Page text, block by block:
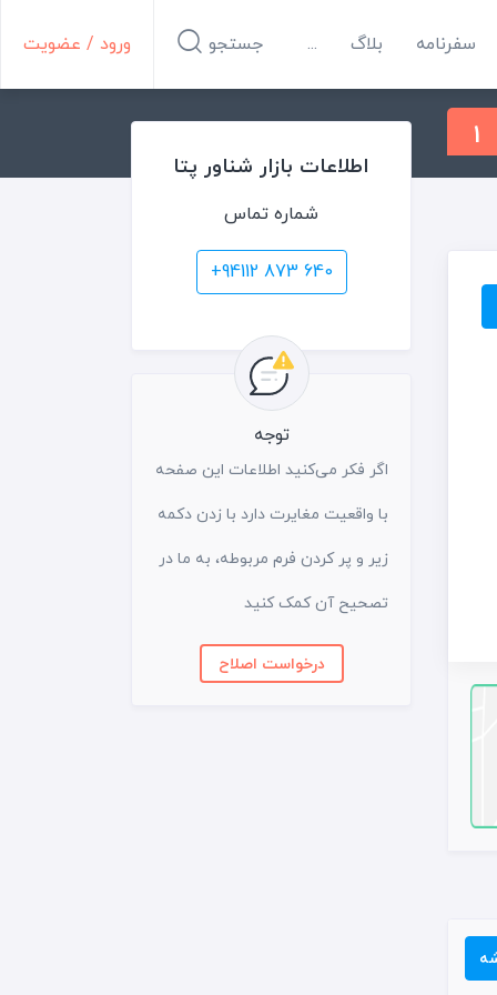
سفرنامه بلاگ ... ورود / عضویت جستجو
1
اطلاعات بازار شناور پتا
شماره تماس
+94112 873 640
توجه
اگر فکر می‌کنید اطلاعات این صفحه
با واقعیت مغایرت دارد با زدن دکمه
زیر و پر کردن فرم مربوطه، به ما در
تصحیح آن کمک کنید
درخواست اصلاح